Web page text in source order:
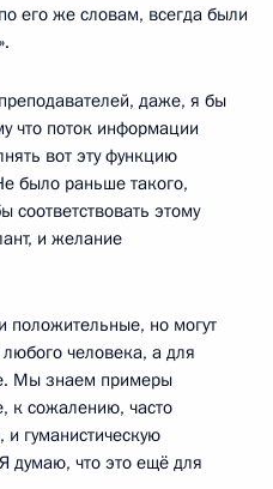
его же словам, всегда были
даже, я бы
что поток информации
вот эту функцию
было раньше такого,
соответствовать этому
и желание
положительные, но могут
человека, а для
Мы знаем примеры
к сожалению, часто
и гуманистическую
думаю, что это ещё для